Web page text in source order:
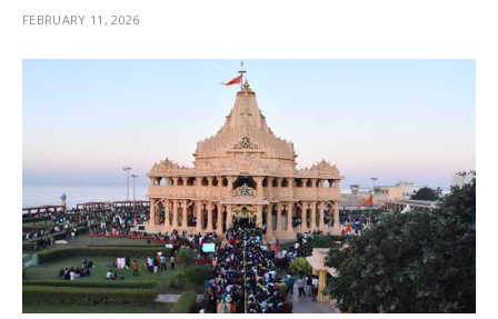
FEBRUARY 11, 2026